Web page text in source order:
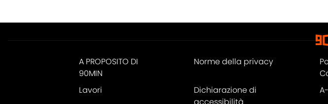
A PROPOSITO DI
90MIN
Norme della privacy
Lavori
Dichiarazione di